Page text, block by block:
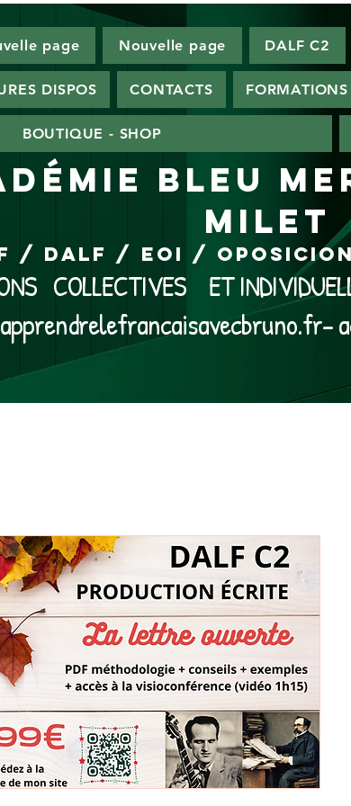
page Nouvelle page DALF C2
DISPOS CONTACTS
BOUTIQUE - SHOP
BLEU
MILET
/ DALF / EOI /
COLLECTIVES ET
apprendrelefrancaisavecbruno.fr-